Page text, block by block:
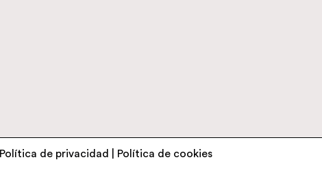
Política de privacidad Política de cookies